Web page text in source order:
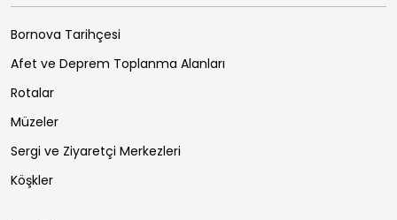
Bornova Tarihçesi
Afet ve Deprem Toplanma Alanları
Rotalar
Müzeler
Sergi ve Ziyaretçi Merkezleri
Köşkler